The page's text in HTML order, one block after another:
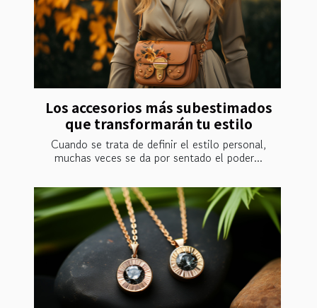
Los accesorios más subestimados
que transformarán tu estilo
Cuando se trata de definir el estilo personal,
muchas veces se da por sentado el poder...